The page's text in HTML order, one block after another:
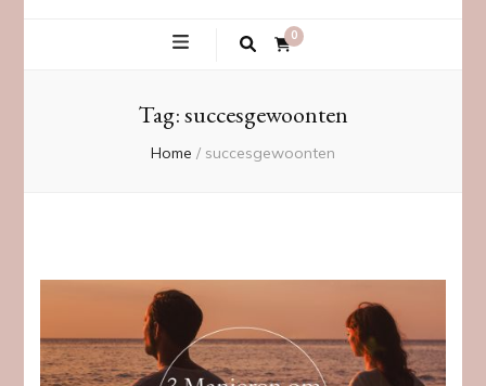
0
Tag:succesgewoonten
Home / succesgewoonten